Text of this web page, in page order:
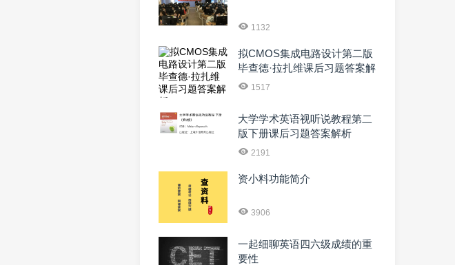
1132
拟CMOS集成电路设计第二版
毕查德·拉扎维课后习题答案解
析 1517
大学学术英语视听说教程第二
版下册课后习题答案解析
2191
资小料功能简介
3906
一起细聊英语四六级成绩的重
要性